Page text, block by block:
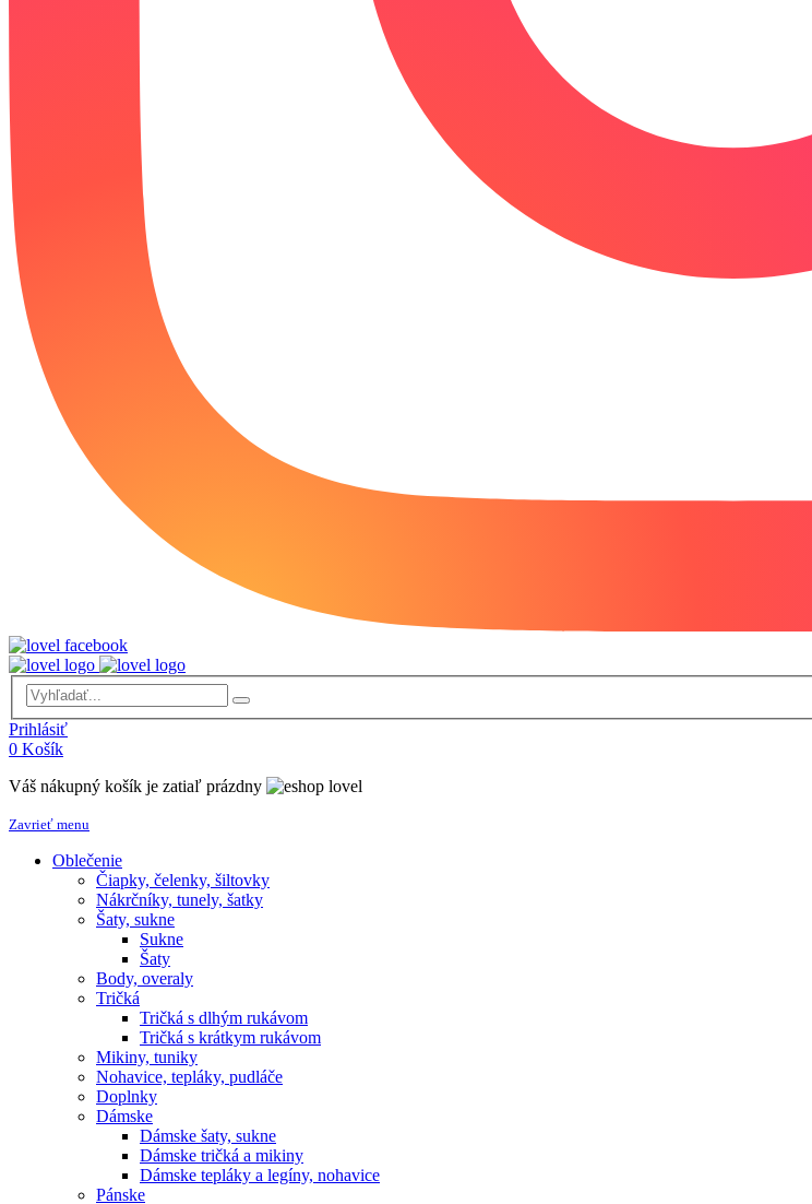
Prihlásiť
0 Košík
Váš nákupný košík je zatiaľ prázdny
Zavrieť menu
Oblečenie
Čiapky, čelenky, šiltovky
Nákrčníky, tunely, šatky
Šaty, sukne
Sukne
Šaty
Body, overaly
Tričká
Tričká s dlhým rukávom
Tričká s krátkym rukávom
Mikiny, tuniky
Nohavice, tepláky, pudláče
Doplnky
Dámske
Dámske šaty, sukne
Dámske tričká a mikiny
Dámske tepláky a legíny, nohavice
Pánske